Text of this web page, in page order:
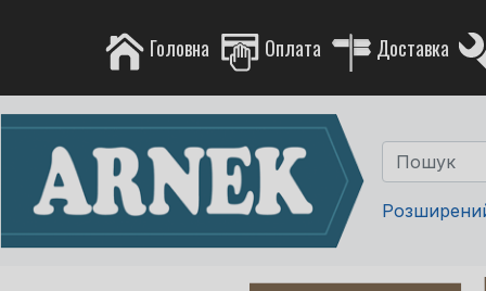
Головна Оплата Доставка